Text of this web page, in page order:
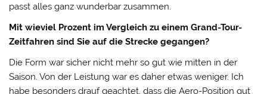
passt alles ganz wunderbar zusammen.
Mit wieviel Prozent im Vergleich zu einem Grand-Tour-
Zeitfahren sind Sie auf die Strecke gegangen?
Die Form war sicher nicht mehr so gut wie mitten in der
Saison. Von der Leistung war es daher etwas weniger. Ich
habe besonders drauf geachtet, dass die Aero-Position gut